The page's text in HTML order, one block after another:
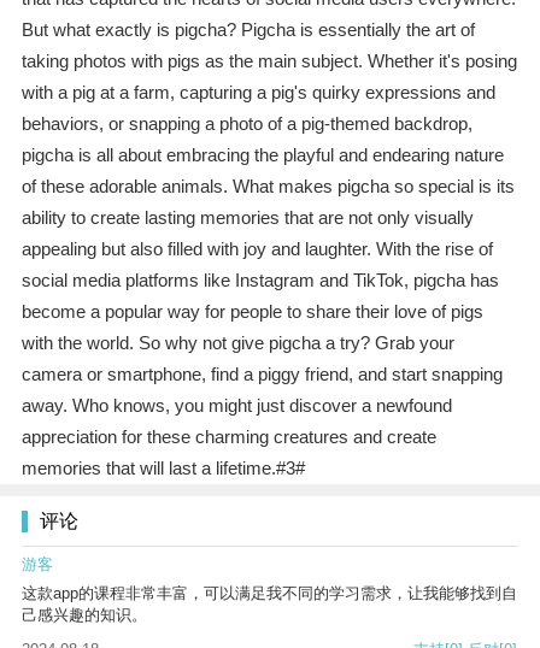
But what exactly is pigcha? Pigcha is essentially the art of
taking photos with pigs as the main subject. Whether it's posing
with a pig at a farm, capturing a pig's quirky expressions and
behaviors, or snapping a photo of a pig-themed backdrop,
pigcha is all about embracing the playful and endearing nature
of these adorable animals. What makes pigcha so special is its
ability to create lasting memories that are not only visually
appealing but also filled with joy and laughter. With the rise of
social media platforms like Instagram and TikTok, pigcha has
become a popular way for people to share their love of pigs
with the world. So why not give pigcha a try? Grab your
camera or smartphone, find a piggy friend, and start snapping
away. Who knows, you might just discover a newfound
appreciation for these charming creatures and create
memories that will last a lifetime.#3#
评论
游客
这款app的课程非常丰富，可以满足我不同的学习需求，让我能够找到自
己感兴趣的知识。